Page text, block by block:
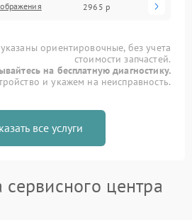
2965 р
ориентировочные, без учета
стоимости запчастей.
на бесплатную диагностику.
и укажем на неисправность.
все услуги
центра